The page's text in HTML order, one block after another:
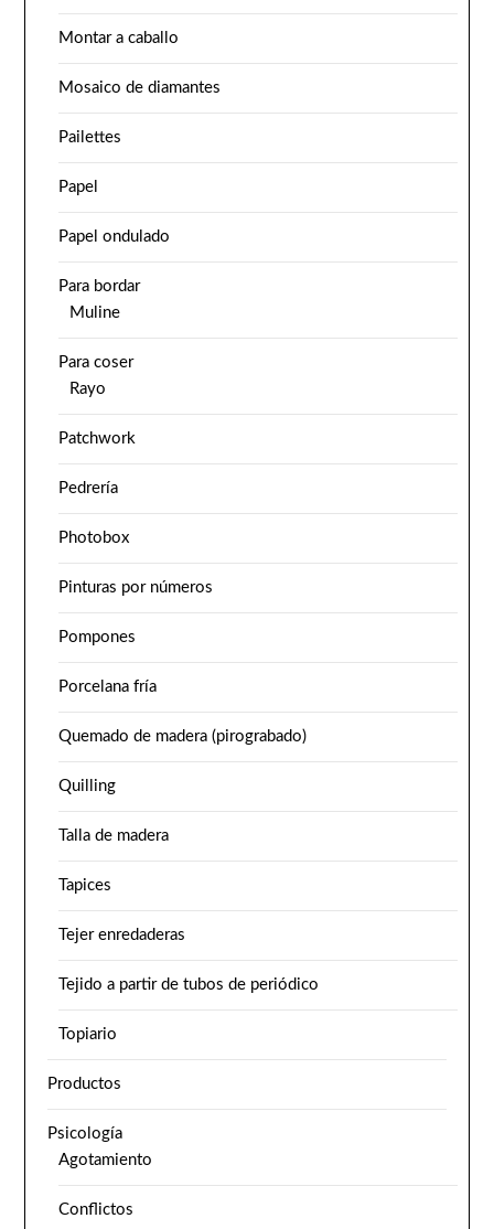
Montar a caballo
Mosaico de diamantes
Pailettes
Papel
Papel ondulado
Para bordar
Muline
Para coser
Rayo
Patchwork
Pedrería
Photobox
Pinturas por números
Pompones
Porcelana fría
Quemado de madera (pirograbado)
Quilling
Talla de madera
Tapices
Tejer enredaderas
Tejido a partir de tubos de periódico
Topiario
Productos
Psicología
Agotamiento
Conflictos